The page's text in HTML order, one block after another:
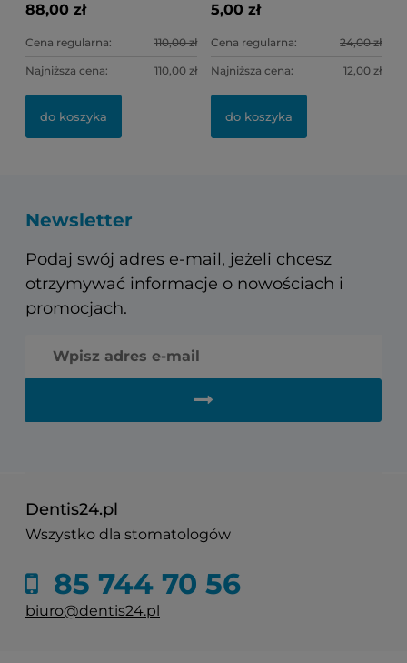
88,00 zł
Cena regularna: 110,00 zł
Najniższa cena: 110,00 zł
do koszyka
5,00 zł
Cena regularna: 24,00 zł
Najniższa cena: 12,00 zł
do koszyka
Newsletter
Podaj swój adres e-mail, jeżeli chcesz
otrzymywać informacje o nowościach i
promocjach.
Dentis24.pl
Wszystko dla stomatologów
85 744 70 56
biuro@dentis24.pl